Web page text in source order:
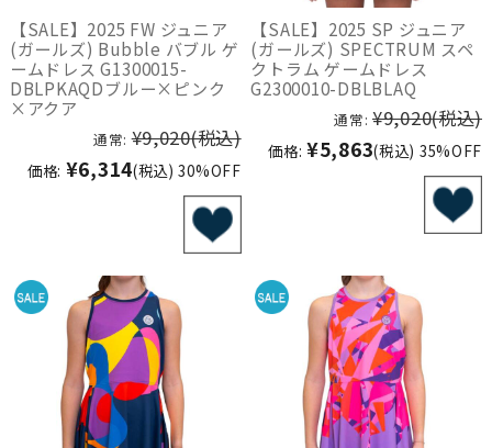
【SALE】2025 FW ジュニア
(ガールズ) Bubble バブル ゲ
ームドレス G1300015-
DBLPKAQDブルー×ピンク
×アクア
通常: ¥9,020(税込)
価格: ¥6,314(税込) 30%OFF
【SALE】2025 SP ジュニア
(ガールズ) SPECTRUM スペ
クトラム ゲームドレス
G2300010-DBLBLAQ
通常: ¥9,020(税込)
価格: ¥5,863(税込) 35%OFF